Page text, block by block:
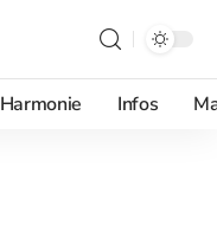
Harmonie Infos